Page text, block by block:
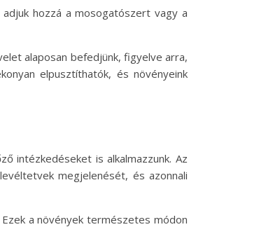
hozzá a mosogatószert vagy a
alaposan befedjünk, figyelve arra,
elpusztíthatók, és növényeink
intézkedéseket is alkalmazzunk. Az
megjelenését, és azonnali
a növények természetes módon